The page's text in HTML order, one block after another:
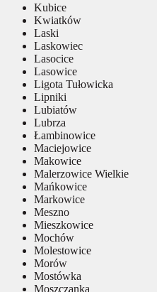
Kubice
Kwiatków
Laski
Laskowiec
Lasocice
Lasowice
Ligota Tułowicka
Lipniki
Lubiatów
Lubrza
Łambinowice
Maciejowice
Makowice
Malerzowice Wielkie
Mańkowice
Markowice
Meszno
Mieszkowice
Mochów
Molestowice
Morów
Mostówka
Moszczanka